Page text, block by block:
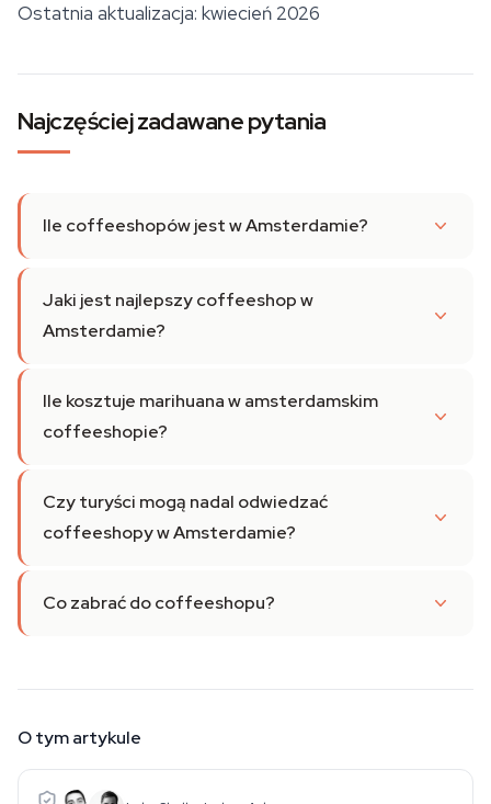
Ostatnia aktualizacja: kwiecień 2026
Najczęściej zadawane pytania
Ile coffeeshopów jest w Amsterdamie?
Jaki jest najlepszy coffeeshop w
Amsterdamie?
Ile kosztuje marihuana w amsterdamskim
coffeeshopie?
Czy turyści mogą nadal odwiedzać
coffeeshopy w Amsterdamie?
Co zabrać do coffeeshopu?
O tym artykule